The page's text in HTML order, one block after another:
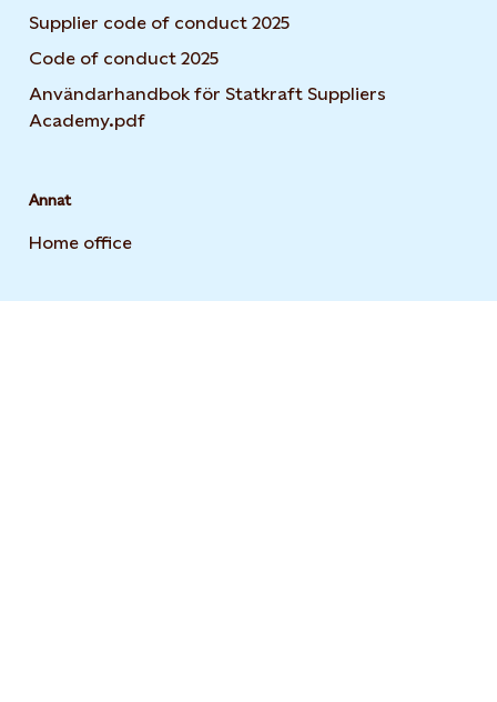
Supplier code of conduct 2025
Code of conduct 2025
Användarhandbok för Statkraft Suppliers
Academy.pdf
Annat
Home office